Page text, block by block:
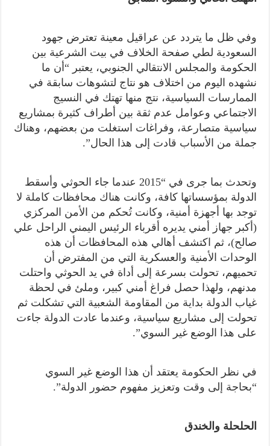
وفي ظل ما يتردد عن عراقيل معينة تعترض جهود
السعودية لطي صفحة الخلاف في بيت الشرعية بين
الحكومة والمجلس الانتقالي الجنوبي، يعتبر “أن ما
نشهده اليوم من اختلاف هو نتاج لتشوهات سابقة في
الممارسات السياسية، نتج منها تهتك في النسيج
الاجتماعي وعوامل عدم ثقة بين أطراف كثيرة بمشاريع
سياسية متصارعة، وفراغات استغلت من بعضهم، وهناك
جملة من الأسباب قادت إلى هذا الحال”.
وتحدث بما جرى في “2015 عندما جاء الحوثي وأسقط
الدولة بمؤسساتها كافة، وكانت هناك محافظات كاملة لا
توجد بها أجهزة أمنية، وكانت تُحكم من الأمن المركزي
(أكبر جهاز أمني يديره أقرباء الرئيس اليمني الراحل علي
صالح)، ثم اكتشف أهالي هذه المحافظات أن هذه
الوحدات الأمنية والعسكرية التي من المفترض أن
تحميهم، تحولت بسرعة إلى أداة في يد الحوثي واحتلت
مدنهم، ولهذا حصل فراغ أمني كبير، وملئ في لحظة
غياب الدولة بداية من المقاومة الشعبية التي تشكلت ثم
تحولت إلى مشاريع سياسية، وعندما عادت الدولة جاءت
على هذا الوضع غير السوي”.
في نظر الحكومة يعتقد أن هذا الوضع غير السوي
“بحاجة إلى وقت وتعزيز مفهوم حضور الدولة”.
الحلحلة والخندق